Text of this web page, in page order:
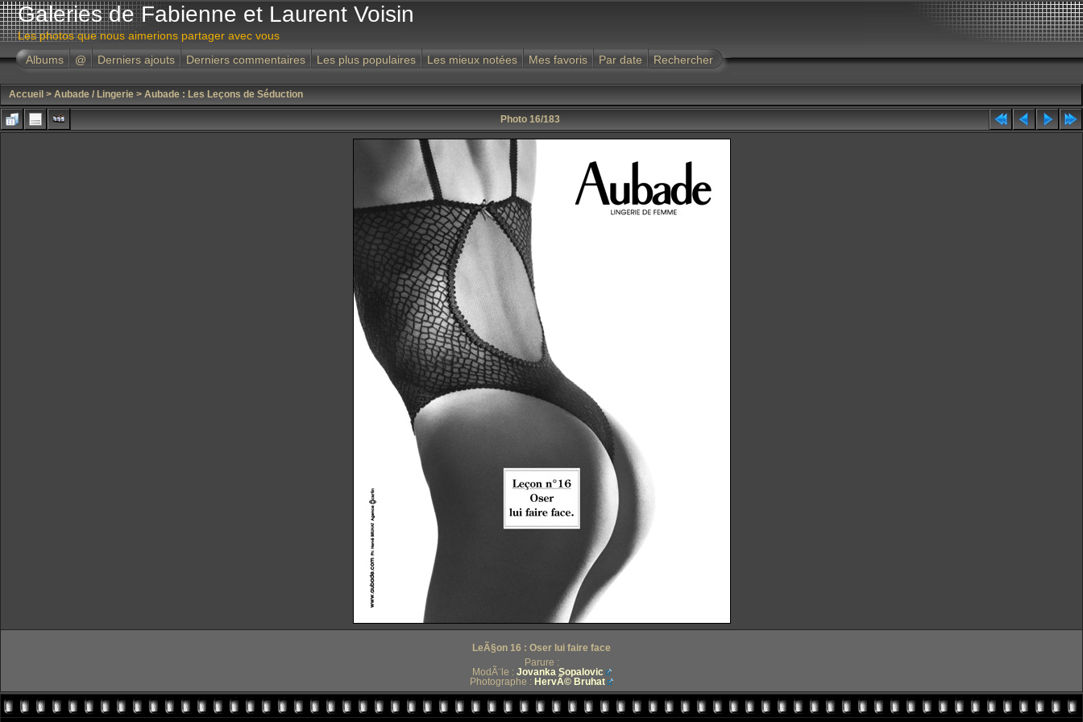
Galeries de Fabienne et Laurent Voisin
Les photos que nous aimerions partager avec vous
Albums
@ Derniers ajouts Derniers commentaires Les plus populaires Les mieux notées Mes favoris Par date Rechercher
Accueil > Aubade / Lingerie > Aubade : Les Leçons de Séduction
Photo 16/183
LeÃ§on 16 : Oser lui faire face
Parure :
ModÃ¨le : Jovanka Sopalovic
Photographe : HervÃ© Bruhat